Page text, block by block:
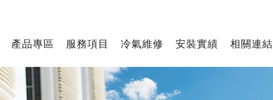
產品專區 服務項目 冷氣維修 安裝實績 相關連結